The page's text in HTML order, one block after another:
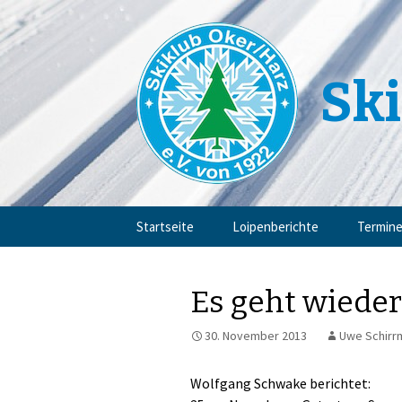
Startseite Loipenberichte Termine
Es geht
30. November 2013 Uwe
Wolfgang Schwake berichtet: